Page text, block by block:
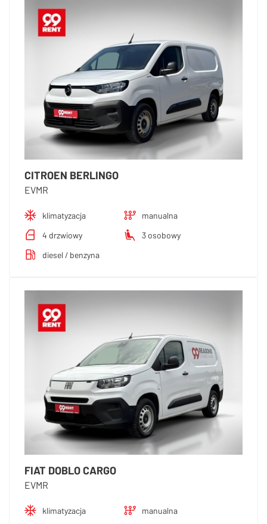
CITROEN BERLINGO
EVMR
klimatyzacja
manualna
4 drzwiowy
3 osobowy
diesel / benzyna
FIAT DOBLO CARGO
EVMR
klimatyzacja
manualna